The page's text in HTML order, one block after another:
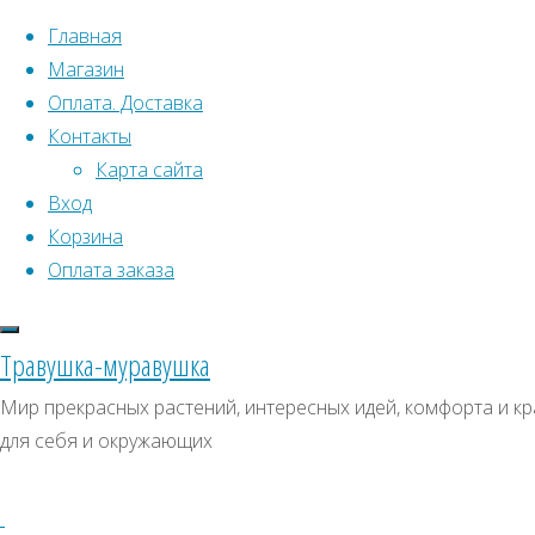
Перейти к содержимому
Главная
Магазин
Оплата. Доставка
Контакты
Карта сайта
Вход
Корзина
Оплата заказа
Травушка-муравушка
Мир прекрасных растений, интересных идей, комфорта и
для себя и окружающих
Что искать:
Поиск
растений
открытого
грунтаОднолетние
Искать:
СКИДКИ, АКЦИИ
Категории магазина